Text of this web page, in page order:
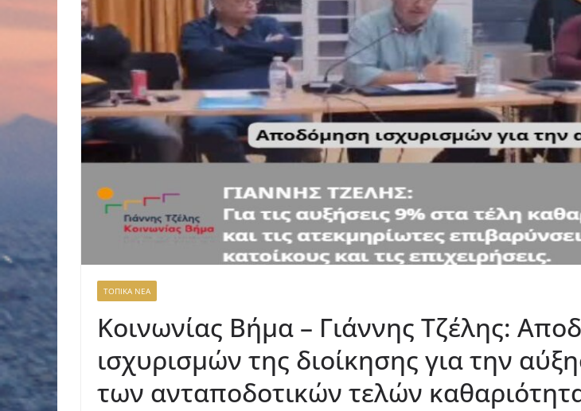
ΤΟΠΙΚΑ ΝΕΑ
Κοινωνίας Βήμα – Γιάννης Τζέλης:
ισχυρισμών της διοίκησης για την
των ανταποδοτικών τελών